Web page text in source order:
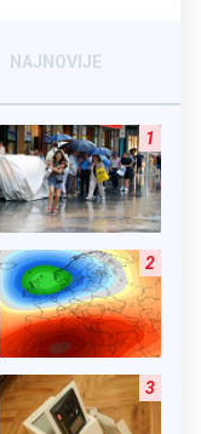
NAJNOVIJE
1
2
3